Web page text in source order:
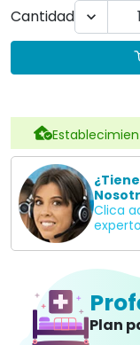
Cantidad

Clica
Plan